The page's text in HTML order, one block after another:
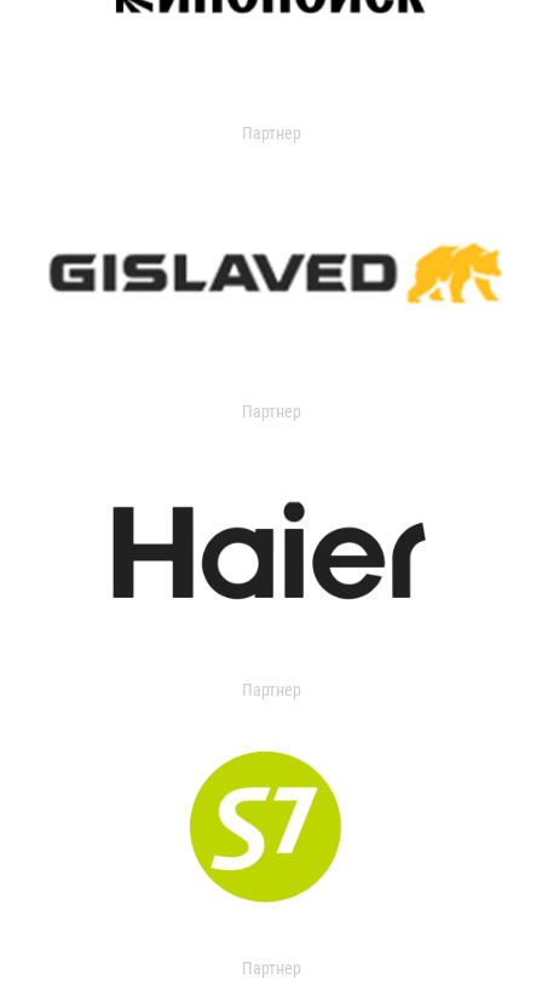
Партнер
Партнер
Партнер
Партнер